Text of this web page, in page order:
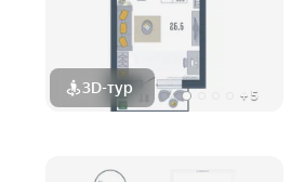
3D-тур + 5